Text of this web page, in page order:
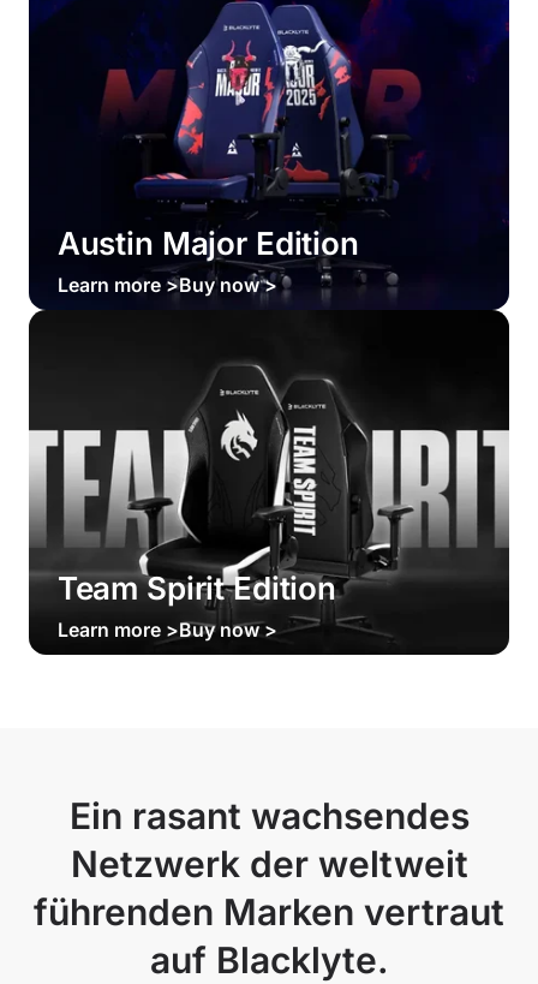
Austin Major Edition
Learn more >Buy now >
Team Spirit Edition
Learn more >Buy now >
Ein rasant wachsendes
Netzwerk der weltweit
führenden Marken vertraut
auf Blacklyte.
CLAIM YOUR DISCOUNT
No, suscribe later